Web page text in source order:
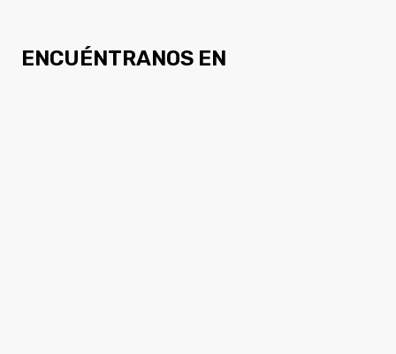
ENCUÉNTRANOS EN